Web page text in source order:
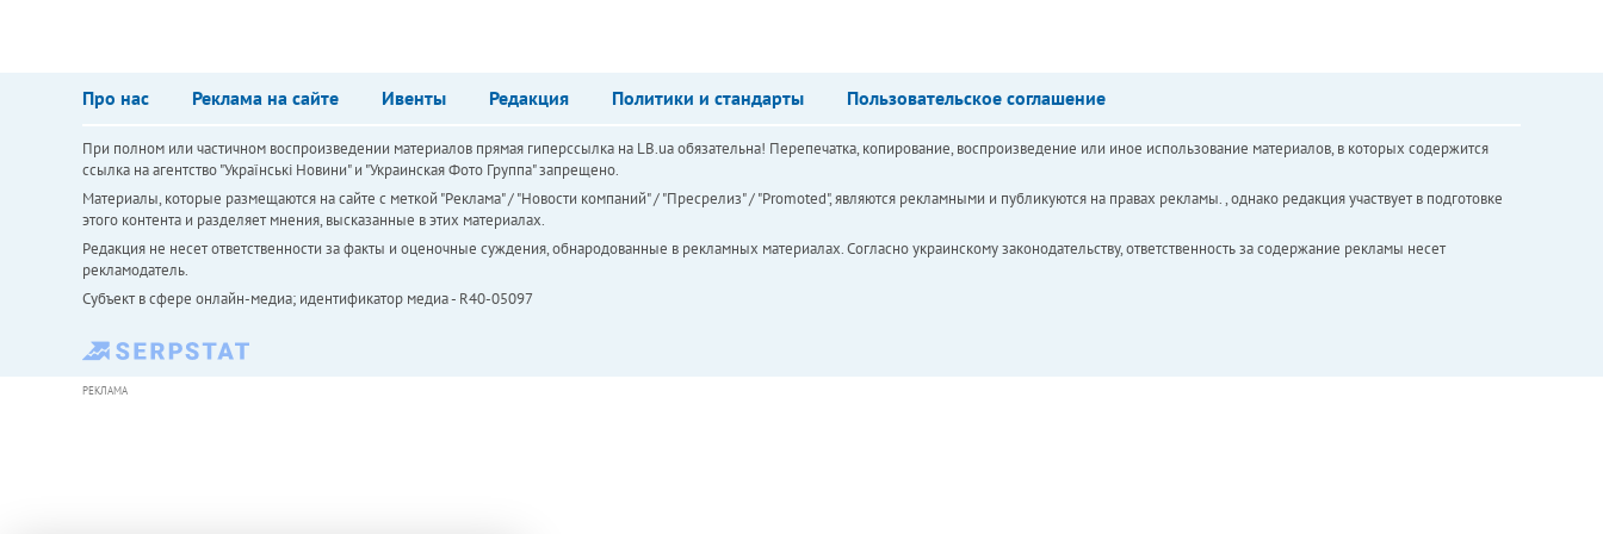
Про нас Реклама на сайте Ивенты Редакция Политики и стандарты Пользовательское соглашение
При полном или частичном воспроизведении материалов прямая гиперссылка на LB.ua обязательна! Перепечатка, копирование, воспроизведение или иное использование материалов, в которых содержится
ссылка на агентство "Українськi Новини" и "Украинская Фото Группа" запрещено.
Материалы, которые размещаются на сайте с меткой "Реклама" / "Новости компаний" / "Пресрелиз" / "Promoted", являются рекламными и публикуются на правах рекламы. , однако редакция участвует в подготовке
этого контента и разделяет мнения, высказанные в этих материалах.
Редакция не несет ответственности за факты и оценочные суждения, обнародованные в рекламных материалах. Согласно украинскому законодательству, ответственность за содержание рекламы несет
рекламодатель.
Субъект в сфере онлайн-медиа; идентификатор медиа - R40-05097
РЕКЛАМА